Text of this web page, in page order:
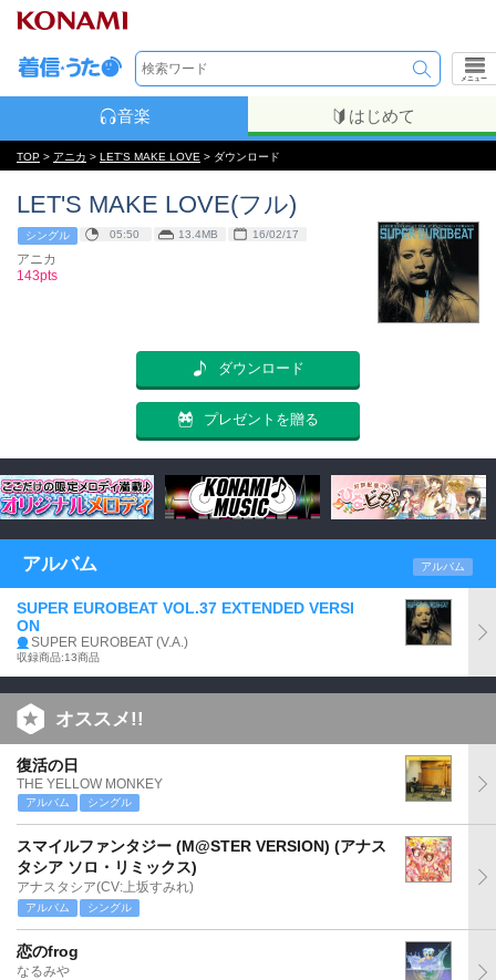
メニュー
音楽 はじめて
TOP > アニカ > LET'S MAKE LOVE > ダウンロード
LET'S MAKE LOVE(フル)
シングル 05:50 13.4MB 16/02/17
アニカ
143pts
ダウンロード
プレゼントを贈る
アルバム アルバム
SUPER EUROBEAT VOL.37 EXTENDED VERSI
ON
SUPER EUROBEAT (V.A.)
収録商品:13商品
オススメ!!
復活の日
THE YELLOW MONKEY
アルバム シングル
スマイルファンタジー (M@STER VERSION) (アナス
タシア ソロ・リミックス)
アナスタシア(CV:上坂すみれ)
アルバム シングル
恋のfrog
なるみや